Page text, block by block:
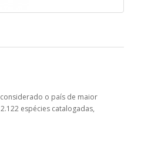
o país de maior
espécies catalogadas,